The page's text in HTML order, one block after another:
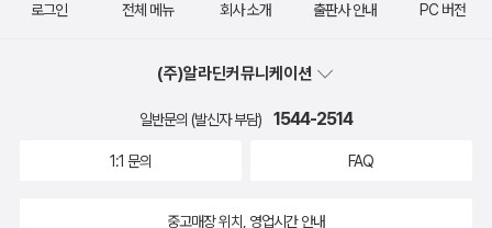
로그인 전체 메뉴 회사 소개 출판사 안내 PC 버전
(주)알라딘커뮤니케이션
일반문의 (발신자 부담) 1544-2514
1:1 문의 FAQ
중고매장 위치, 영업시간 안내